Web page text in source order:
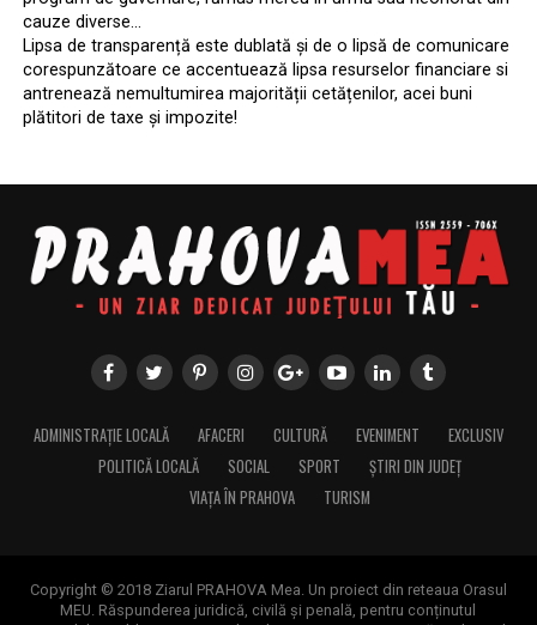
cauze diverse…
Lipsa de transparență este dublată și de o lipsă de comunicare
corespunzătoare ce accentuează lipsa resurselor financiare si
antrenează nemultumirea majorității cetățenilor, acei buni
plătitori de taxe și impozite!
ADMINISTRAȚIE LOCALĂ AFACERI CULTURĂ EVENIMENT
EXCLUSIV
POLITICĂ LOCALĂ
SOCIAL SPORT
ȘTIRI DIN JUDEȚ
VIAȚA ÎN PRAHOVA
TURISM
Copyright © 2018 Ziarul PRAHOVA Mea. Un proiect din reteaua Orasul
MEU. Răspunderea juridică, civilă și penală, pentru conținutul